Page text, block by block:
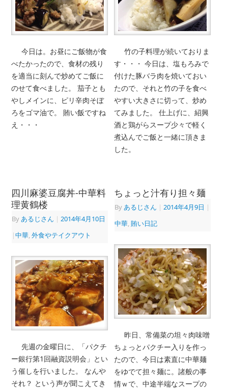
今日は。お昼にご飯物が食
べたかったので、食材の残り
を適当に刻んで炒めてご飯に
のせて食べました。 茄子とも
やしメインに、ピリ辛肉そぼ
ろをゴマ油で。 賄い飯ですね
え・・・
竹の子料理が続いておりま
す・・・ 今日は、塩もろみで
付けた豚バラ肉を焼いておい
たので、それと竹の子を食べ
やすい大きさに切って、炒め
てみました。 仕上げに、紹興
酒と鶏がらスープ少々で軽く
煮込んでご飯と一緒に頂きま
した。
四川麻婆豆腐丼-中華料
理黄鶴楼
Byあるじさん | 2014年4月10日
|中華,外食やテイクアウト
先週の金曜日に、「パクチ
ー銀行第1回融資説明会」とい
う催しを行いました。 なんや
それ？ という声が聞こえてき
ちょっと汁有り担々麺
Byあるじさん | 2014年4月9日 |
中華,賄い日記
昨日、常備菜の坦々肉味噌
ちょっとパクチー入りを作っ
たので、今日は素直に中華麺
をゆでて担々麺に。諸般の事
情ｗで、中途半端なスープの